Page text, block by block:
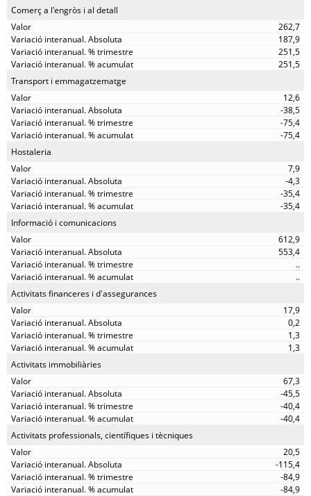
Comerç a l'engròs i al detall
262,7
187,9
251,5
251,5
Transport i emmagatzematge
12,6
-38,5
-75,4
-75,4
Hostaleria
7,9
-4,3
-35,4
-35,4
Informació i comunicacions
612,9
553,4
..
..
Activitats financeres i d'assegurances
17,9
0,2
1,3
1,3
Activitats immobiliàries
67,3
-45,5
-40,4
-40,4
Activitats professionals, científiques i tècniques
20,5
-115,4
-84,9
-84,9